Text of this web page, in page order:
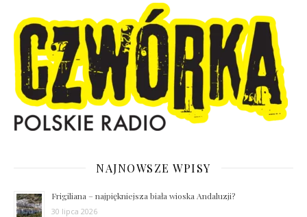
NAJNOWSZE WPISY
Frigiliana – najpiękniejsza biała wioska Andaluzji?
30 lipca 2026